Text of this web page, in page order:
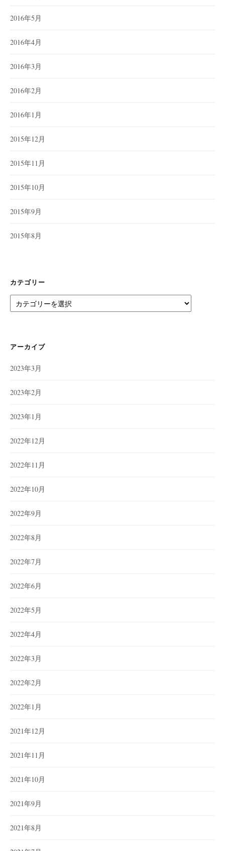
2016年5月
2016年4月
2016年3月
2016年2月
2016年1月
2015年12月
2015年11月
2015年10月
2015年9月
2015年8月
カテゴリー
テ
ー
アーカイブ
2023年3月
2023年2月
2023年1月
2022年12月
2022年11月
2022年10月
2022年9月
2022年8月
2022年7月
2022年6月
2022年5月
2022年4月
2022年3月
2022年2月
2022年1月
2021年12月
2021年11月
2021年10月
2021年9月
2021年8月